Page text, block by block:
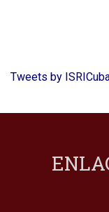
Tweets by